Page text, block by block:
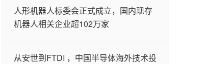
人形机器人标委会正式成立，国内现存
机器人相关企业超102万家
从安世到FTDI ，中国半导体海外技术投